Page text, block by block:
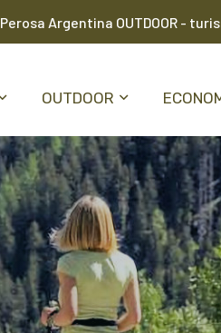
Perosa Argentina OUTDOOR -
OUTDOOR